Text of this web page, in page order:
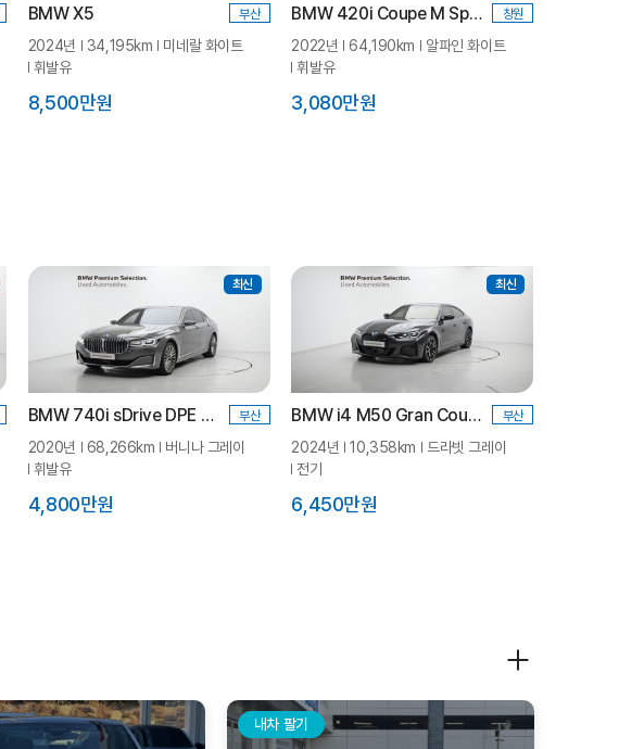
BMW X5 부산
2024년 34,195km 미네랄 화이트
휘발유
8,500만원
BMW 420i Coupe M Spt_P1 창원
2022년 64,190km
알파인 화이트
휘발유
3,080만원
최신
BMW 740i sDrive DPE LCI 부산
2020년 68,266km 버니나 그레이
휘발유
4,800만원
최신
BMW i4 M50 Gran Coupe Pro_P3 부산
2024년 10,358km
드라빗 그레이
전기
6,450만원
내차 팔기